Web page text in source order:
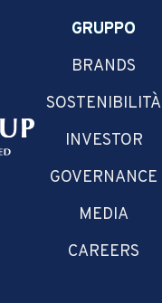
GRUPPO
BRANDS
SOSTENIBILITÀ
INVESTOR
GOVERNANCE
MEDIA
CAREERS